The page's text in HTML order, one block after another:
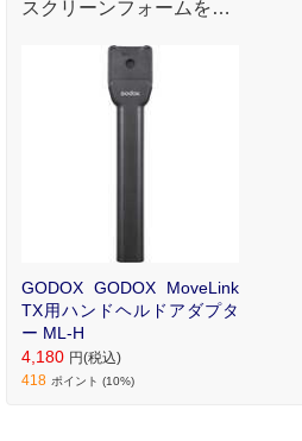
スクリーンフォームを装
クとしてご使用いただけ
GODOX GODOX MoveLink
TX用ハンドヘルドアダプタ
ー ML-H
4,180 円(税込)
418 ポイント (10%)